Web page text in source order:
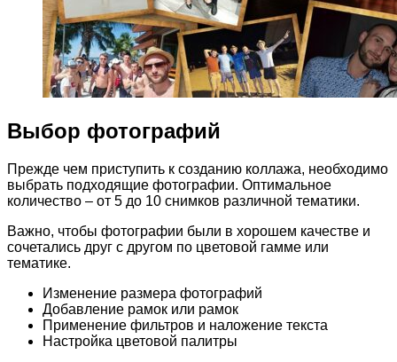
Выбор фотографий
Прежде чем приступить к созданию коллажа, необходимо
выбрать подходящие фотографии. Оптимальное
количество – от 5 до 10 снимков различной тематики.
Важно, чтобы фотографии были в хорошем качестве и
сочетались друг с другом по цветовой гамме или
тематике.
Изменение размера фотографий
Добавление рамок или рамок
Применение фильтров и наложение текста
Настройка цветовой палитры